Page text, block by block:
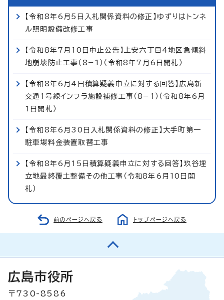
【令和8年6月5日入札関係資料の修正】ゆずりはトンネ
ル照明設備改修工事
【令和8年7月10日中止公告】上安六丁目4地区急傾斜
地崩壊防止工事（8−1）（令和8年7月6日開札）
【令和8年6月4日積算疑義申立に対する回答】広島新
交通1号線インフラ施設補修工事（8−1）（令和8年6月
1日開札）
【令和8年6月30日入札関係資料の修正】大手町第一
駐車場料金装置取替工事
【令和8年6月15日積算疑義申立に対する回答】玖谷埋
立地最終覆土整備その他工事（令和8年6月10日開
札）
前のページへ戻る トップページへ戻る
広島市役所
〒730-8586